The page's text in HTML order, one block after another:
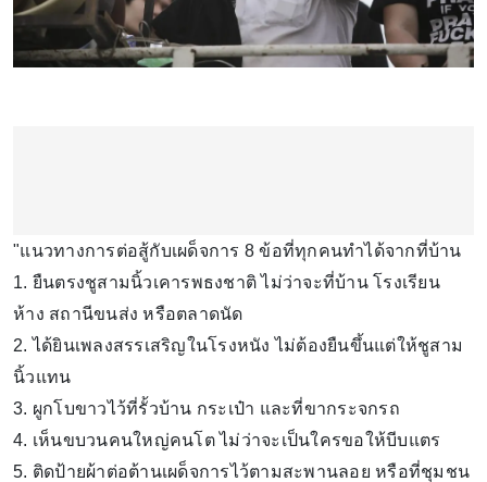
"แนวทางการต่อสู้กับเผด็จการ 8 ข้อที่ทุกคนทำได้จากที่บ้าน
1. ยืนตรงชูสามนิ้วเคารพธงชาติ ไม่ว่าจะที่บ้าน โรงเรียน
ห้าง สถานีขนส่ง หรือตลาดนัด
2. ได้ยินเพลงสรรเสริญในโรงหนัง ไม่ต้องยืนขึ้นแต่ให้ชูสาม
นิ้วแทน
3. ผูกโบขาวไว้ที่รั้วบ้าน กระเป๋า และที่ขากระจกรถ
4. เห็นขบวนคนใหญ่คนโต ไม่ว่าจะเป็นใครขอให้บีบแตร
5. ติดป้ายผ้าต่อต้านเผด็จการไว้ตามสะพานลอย หรือที่ชุมชน